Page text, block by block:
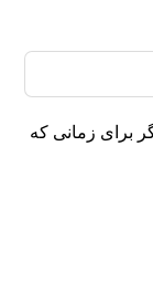
برای زمانی که